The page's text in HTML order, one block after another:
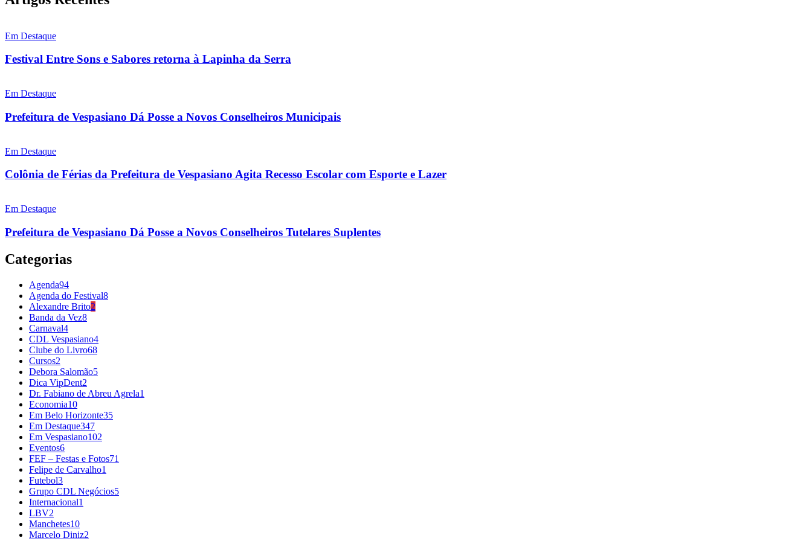
Em Destaque
Festival Entre Sons e Sabores retorna à Lapinha da Serra
Em Destaque
Prefeitura de Vespasiano Dá Posse a Novos Conselheiros Municipais
Em Destaque
Colônia de Férias da Prefeitura de Vespasiano Agita Recesso Escolar com Esporte e Lazer
Em Destaque
Prefeitura de Vespasiano Dá Posse a Novos Conselheiros Tutelares Suplentes
Categorias
Agenda94
Agenda do Festival8
Alexandre Brito2
Banda da Vez8
Carnaval4
CDL Vespasiano4
Clube do Livro68
Cursos2
Debora Salomão5
Dica VipDent2
Dr. Fabiano de Abreu Agrela1
Economia10
Em Belo Horizonte35
Em Destaque347
Em Vespasiano102
Eventos6
FEF – Festas e Fotos71
Felipe de Carvalho1
Futebol3
Grupo CDL Negócios5
Internacional1
LBV2
Manchetes10
Marcelo Diniz2